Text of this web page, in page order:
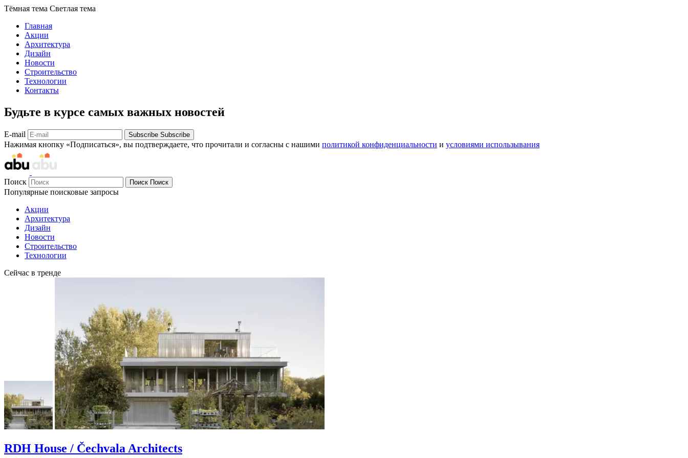
Тёмная тема Светлая тема
Главная
Акции
Архитектура
Дизайн
Новости
Строительство
Технологии
Контакты
Будьте в курсе самых важных новостей
E-mail Subscribe Subscribe
Нажимая кнопку «Подписаться», вы подтверждаете, что прочитали и согласны с нашими политикой конфиденциальности и условиями использывания
Поиск Поиск Поиск
Популярные поисковые запросы
Акции
Архитектура
Дизайн
Новости
Строительство
Технологии
Сейчас в тренде
RDH House / Čechvala Architects